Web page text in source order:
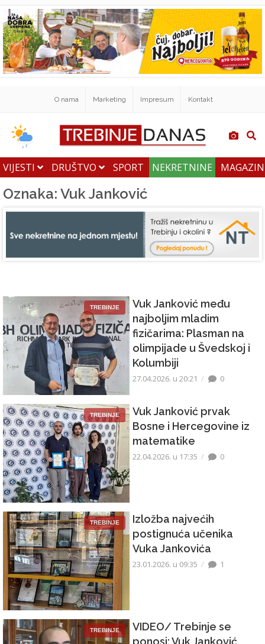
O nama Marketing Impresum Kontakt
VIJESTI DRUŠTVO SPORT NEKRETNINE
Oznaka: Vuk Janković
TREBINJE
Vuk Janković među
najboljim mladim
fizičarima: Plasman na
olimpijade u Švedskoj i
Kolumbiji
27.04.2026. u 20:21 0
TREBINJE
Vuk Janković prvak
Bosne i Hercegovine iz
matematike
22.04.2026. u 17:35 0
TREBINJE
Izložba najvećih
postignuća učenika
Vuka Jankovića
23.01.2026. u 09:35 1
TREBINJE
VIDEO/ Trebinje se
ponosi: Vuk Janković